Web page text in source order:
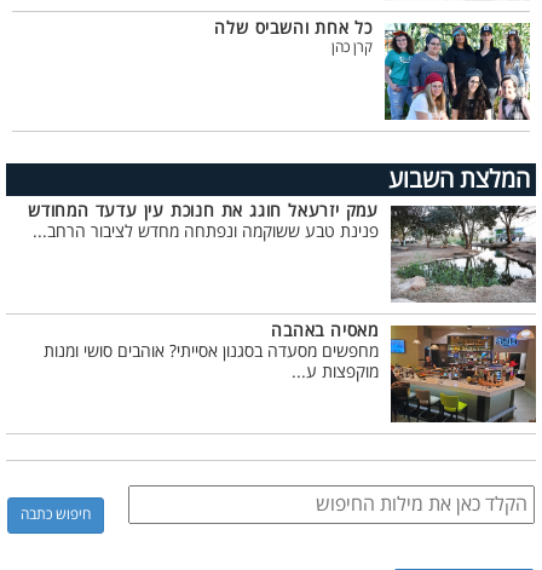
כל אחת והשביס שלה
קרן כהן
המלצת השבוע
עמק יזרעאל חוגג את חנוכת עין עדעד המחודש
פנינת טבע ששוקמה ונפתחה מחדש לציבור הרחב...
מאסיה באהבה
מחפשים מסעדה בסגנון אסייתי? אוהבים סושי ומנות
מוקפצות ע...